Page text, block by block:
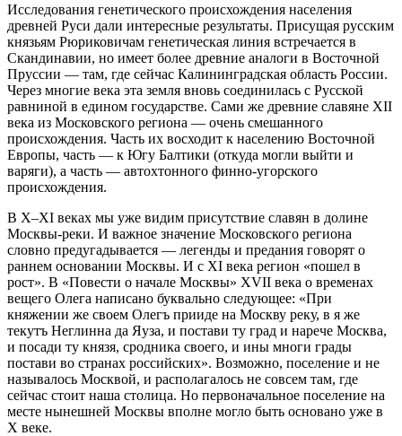
Исследования генетического происхождения населения
древней Руси дали интересные результаты. Присущая русским
князьям Рюриковичам генетическая линия встречается в
Скандинавии, но имеет более древние аналоги в Восточной
Пруссии — там, где сейчас Калининградская область России.
Через многие века эта земля вновь соединилась с Русской
равниной в едином государстве. Сами же древние славяне XII
века из Московского региона — очень смешанного
происхождения. Часть их восходит к населению Восточной
Европы, часть — к Югу Балтики (откуда могли выйти и
варяги), а часть — автохтонного финно-угорского
происхождения.
В X–XI веках мы уже видим присутствие славян в долине
Москвы-реки. И важное значение Московского региона
словно предугадывается — легенды и предания говорят о
раннем основании Москвы. И с XI века регион «пошел в
рост». В «Повести о начале Москвы» XVII века о временах
вещего Олега написано буквально следующее: «При
княжении же своем Олегъ прииде на Москву реку, в я же
текутъ Неглинна да Яуза, и постави ту град и нарече Москва,
и посади ту князя, сродника своего, и ины многи грады
постави во странах российских». Возможно, поселение и не
называлось Москвой, и располагалось не совсем там, где
сейчас стоит наша столица. Но первоначальное поселение на
месте нынешней Москвы вполне могло быть основано уже в
X веке.